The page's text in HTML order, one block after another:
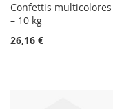
Confettis multicolores
– 10 kg
26,16 €